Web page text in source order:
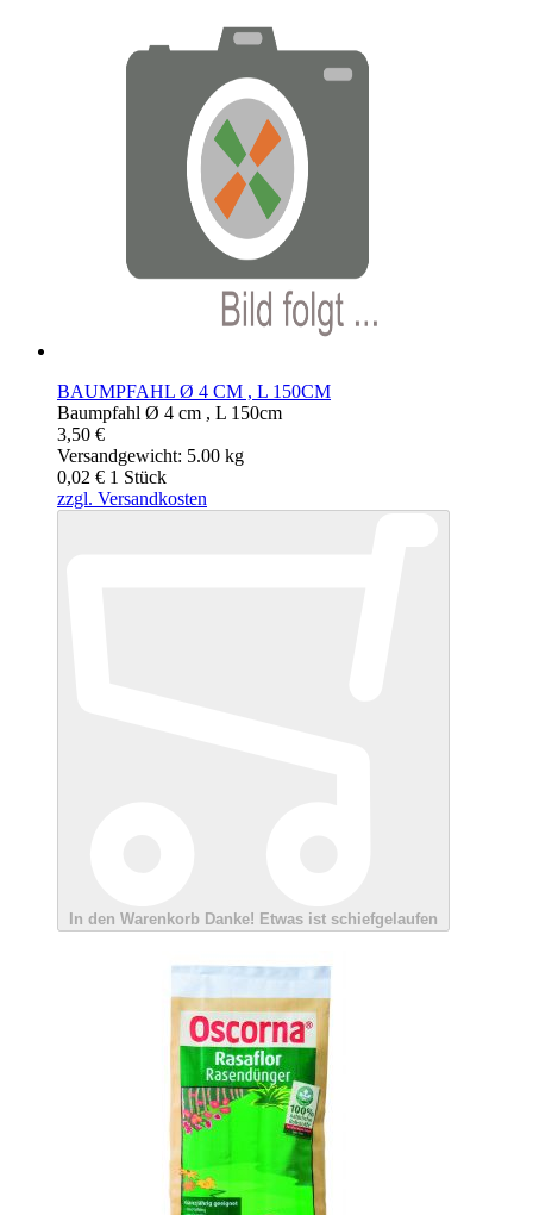
BAUMPFAHL Ø 4 CM , L 150CM
Baumpfahl Ø 4 cm , L 150cm
3,50 €
Versandgewicht: 5.00 kg
0,02 € 1 Stück
zzgl. Versandkosten
In den Warenkorb Danke! Etwas ist schiefgelaufen